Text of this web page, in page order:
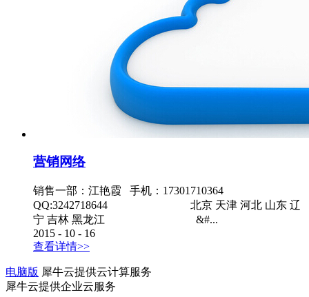
营销网络
销售一部：江艳霞 手机：17301710364
QQ:3242718644 北京 天津 河北 山东 辽
宁 吉林 黑龙江 &#...
2015 - 10 - 16
查看详情>>
电脑版 犀牛云提供云计算服务
犀牛云提供企业云服务